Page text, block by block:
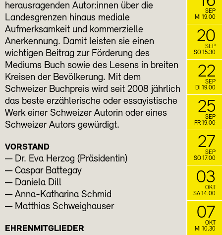
herausragenden Autor:innen über die
Landesgrenzen hinaus mediale
Aufmerksamkeit und kommerzielle
Anerkennung. Damit leisten sie einen
wichtigen Beitrag zur Förderung des
Mediums Buch sowie des Lesens in breiten
Kreisen der Bevölkerung. Mit dem
Schweizer Buchpreis wird seit 2008 jährlich
das beste erzählerische oder essayistische
Werk einer Schweizer Autorin oder eines
Schweizer Autors gewürdigt.
VORSTAND
— Dr. Eva Herzog (Präsidentin)
— Caspar Battegay
— Daniela Dill
— Anna-Katharina Schmid
— Matthias Schweighauser
EHRENMITGLIEDER
SEP
MI 19.00
20
SEP
SO 15.30
22
SEP
DI 19.00
25
SEP
FR 19.00
27
SEP
SO 17.00
03
OKT
SA 14.00
07
OKT
MI 10.30